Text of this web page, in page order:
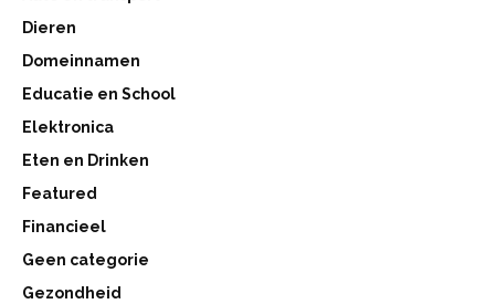
Dieren
Domeinnamen
Educatie en School
Elektronica
Eten en Drinken
Featured
Financieel
Geen categorie
Gezondheid